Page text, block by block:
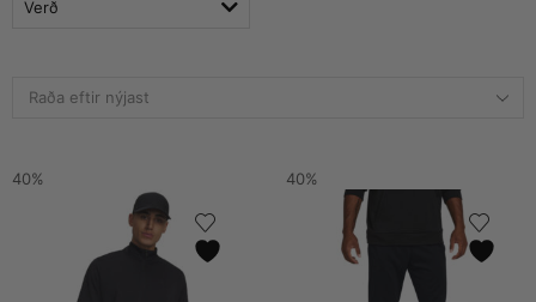
Verð
40% 40%